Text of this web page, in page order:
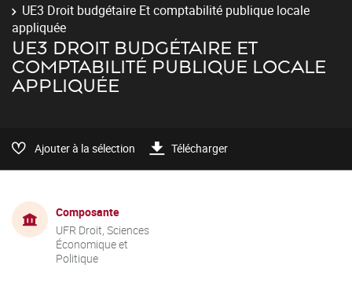
UE3 Droit budgétaire Et comptabilité publique locale
appliquée
UE3 DROIT BUDGÉTAIRE ET
COMPTABILITÉ PUBLIQUE LOCALE
APPLIQUÉE
Ajouter à la sélection Télécharger
Composante
UFR Droit, Sciences
Économique et
Politique